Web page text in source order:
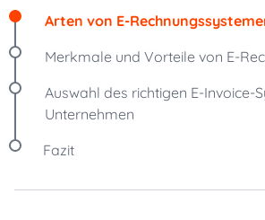
Arten von E-
Merkmale und Vorteile von E-
Auswahl des richtigen E-Invoice-
Unternehmen
Fazit